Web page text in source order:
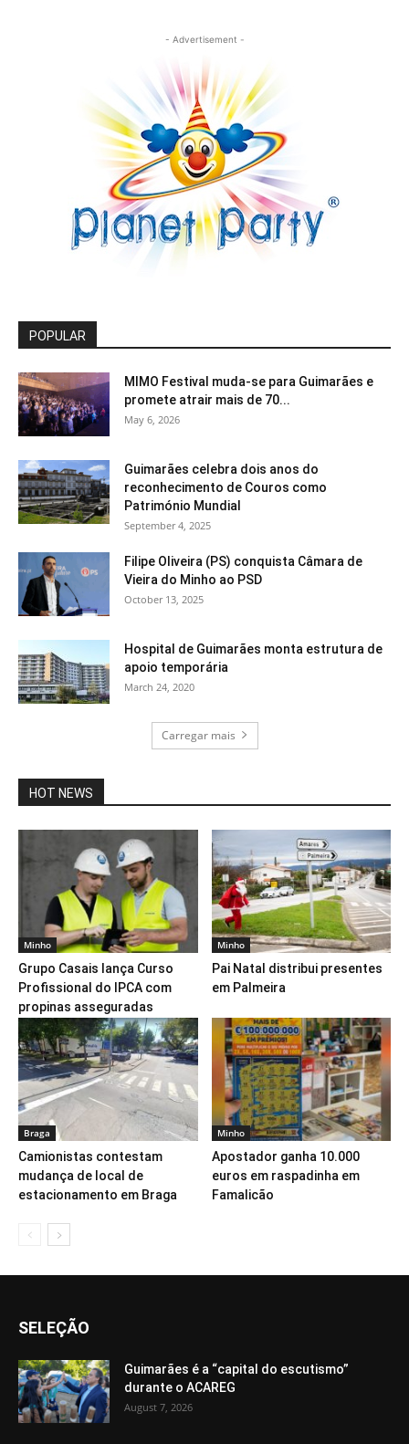
- Advertisement -
POPULAR
MIMO Festival muda-se para Guimarães e
promete atrair mais de 70...
May 6, 2026
Guimarães celebra dois anos do
reconhecimento de Couros como
Património Mundial
September 4, 2025
Filipe Oliveira (PS) conquista Câmara de
Vieira do Minho ao PSD
October 13, 2025
Hospital de Guimarães monta estrutura de
apoio temporária
March 24, 2020
Carregar mais
HOT NEWS
Minho
Grupo Casais lança Curso
Profissional do IPCA com
propinas asseguradas
Minho
Pai Natal distribui presentes
em Palmeira
Braga
Camionistas contestam
mudança de local de
estacionamento em Braga
Minho
Apostador ganha 10.000
euros em raspadinha em
Famalicão
SELEÇÃO
Guimarães é a “capital do escutismo”
durante o ACAREG
August 7, 2026